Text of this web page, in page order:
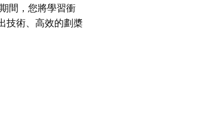
間，您將學習衝
技術、高效的劃槳
到的障礙和挑